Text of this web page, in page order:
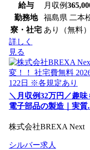
給与
月収例
勤務地
福島県 二本
寮・社宅 あり（無料）
詳しく
見る
＼月収例32万円／趣味
電子部品の製造｜実質
株式会社BREXA
シルバー求人